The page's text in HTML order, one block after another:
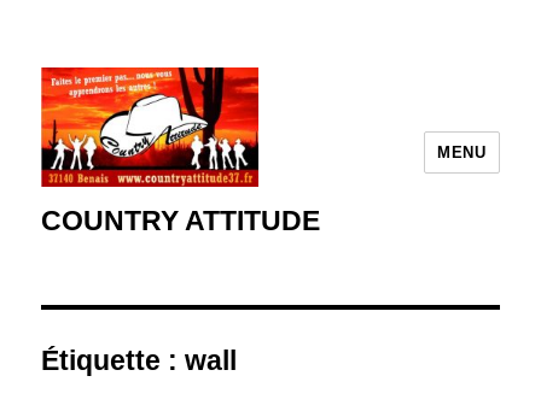
COUNTRY ATTITUDE
MENU
Étiquette :wall